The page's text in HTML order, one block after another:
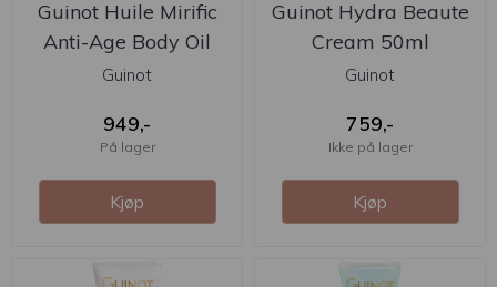
Guinot Huile Mirific
Anti-Age Body Oil
90ml
Guinot
949,-
På lager
Kjøp
Guinot Hydra Beaute
Cream 50ml
Guinot
759,-
Ikke på lager
Kjøp